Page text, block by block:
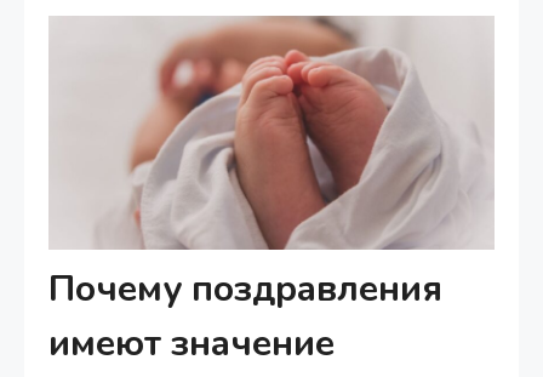
Почему поздравления
имеют значение